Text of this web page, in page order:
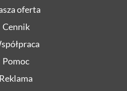
oferta
Cennik
Pomoc
Reklama